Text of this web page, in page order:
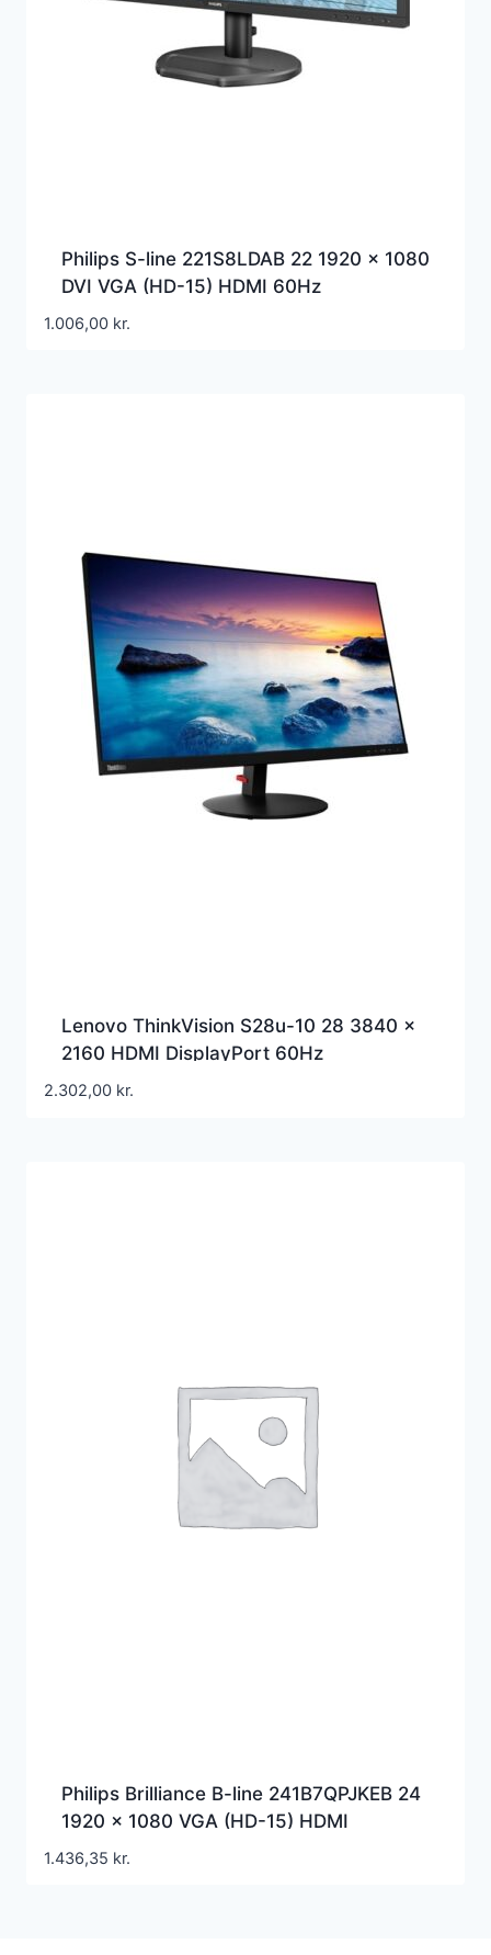
Philips S-line 221S8LDAB 22 1920 x 1080
DVI VGA (HD-15) HDMI 60Hz
1.006,00 kr.
Lenovo ThinkVision S28u-10 28 3840 x
2160 HDMI DisplayPort 60Hz
2.302,00 kr.
Philips Brilliance B-line 241B7QPJKEB 24
1920 x 1080 VGA (HD-15) HDMI
DisplayPort 60Hz Pivot Skærm
1.436,35 kr.